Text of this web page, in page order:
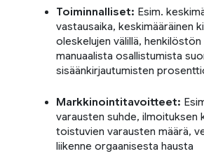
Toiminnalliset: Esim.
vastausaika, keskimääräinen
oleskelujen välillä, henkilöstön
manuaalista osallistumista
sisäänkirjautumisten
Markkinointitavoitteet:
varausten suhde, ilmoituksen
toistuvien varausten määrä,
liikenne orgaanisesta hausta